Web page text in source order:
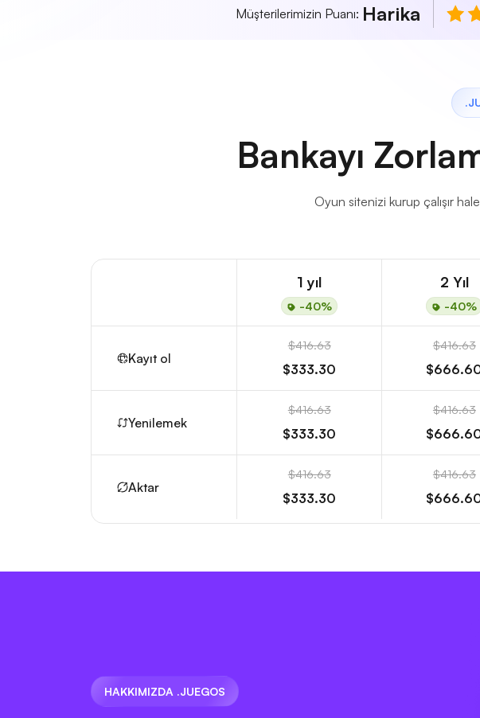
Müşterilerimizin Puanı: Harika
Bankayı
Oyun sitenizi kurup çalışır
1 yıl
-40%
2 Yıl
-40%
Kayıt ol
$416.63
$333.30
$416.63
Yenilemek
$416.63
$333.30
$416.63
Aktar
$416.63
$333.30
$416.63
HAKKIMIZDA .JUEGOS